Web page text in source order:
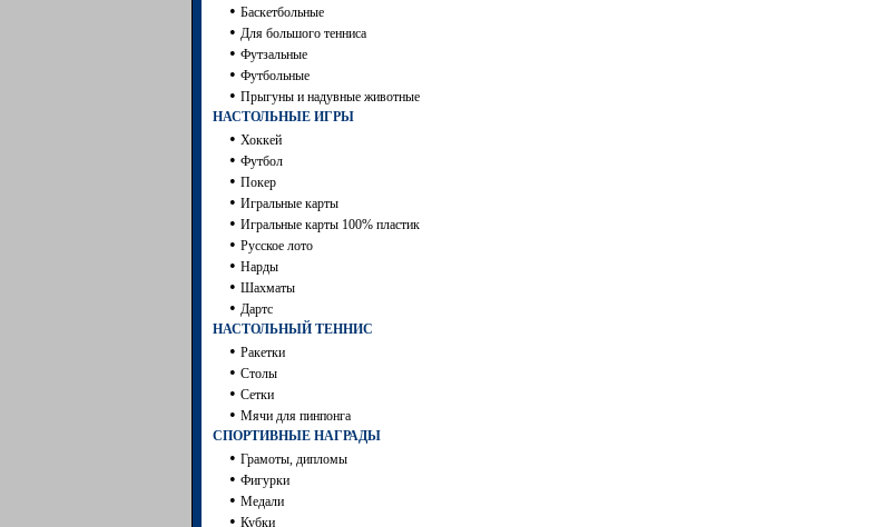
• Баскетбольные
• Для большого тенниса
• Футзальные
• Футбольные
• Прыгуны и надувные животные
НАСТОЛЬНЫЕ ИГРЫ
• Хоккей
• Футбол
• Покер
• Игральные карты
• Игральные карты 100% пластик
• Русское лото
• Нарды
• Шахматы
• Дартc
НАСТОЛЬНЫЙ ТЕННИС
• Ракетки
• Столы
• Сетки
• Мячи для пинпонга
СПОРТИВНЫЕ НАГРАДЫ
• Грамоты, дипломы
• Фигурки
• Медали
• Кубки